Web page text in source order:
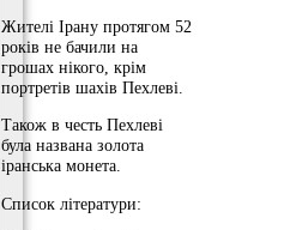
Жителі Ірану протягом 52
років не бачили на
грошах нікого, крім
портретів шахів Пехлеві.
Також в честь Пехлеві
була названа золота
іранська монета.
Список літератури: